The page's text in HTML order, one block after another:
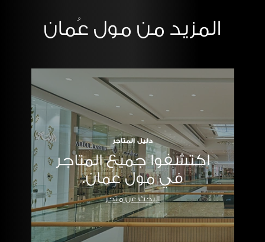
المزيد من مول عُمان
دليل المتاجر
اكتشفوا جميع المتاجر
في مول عُمان.
البحث عن متجر